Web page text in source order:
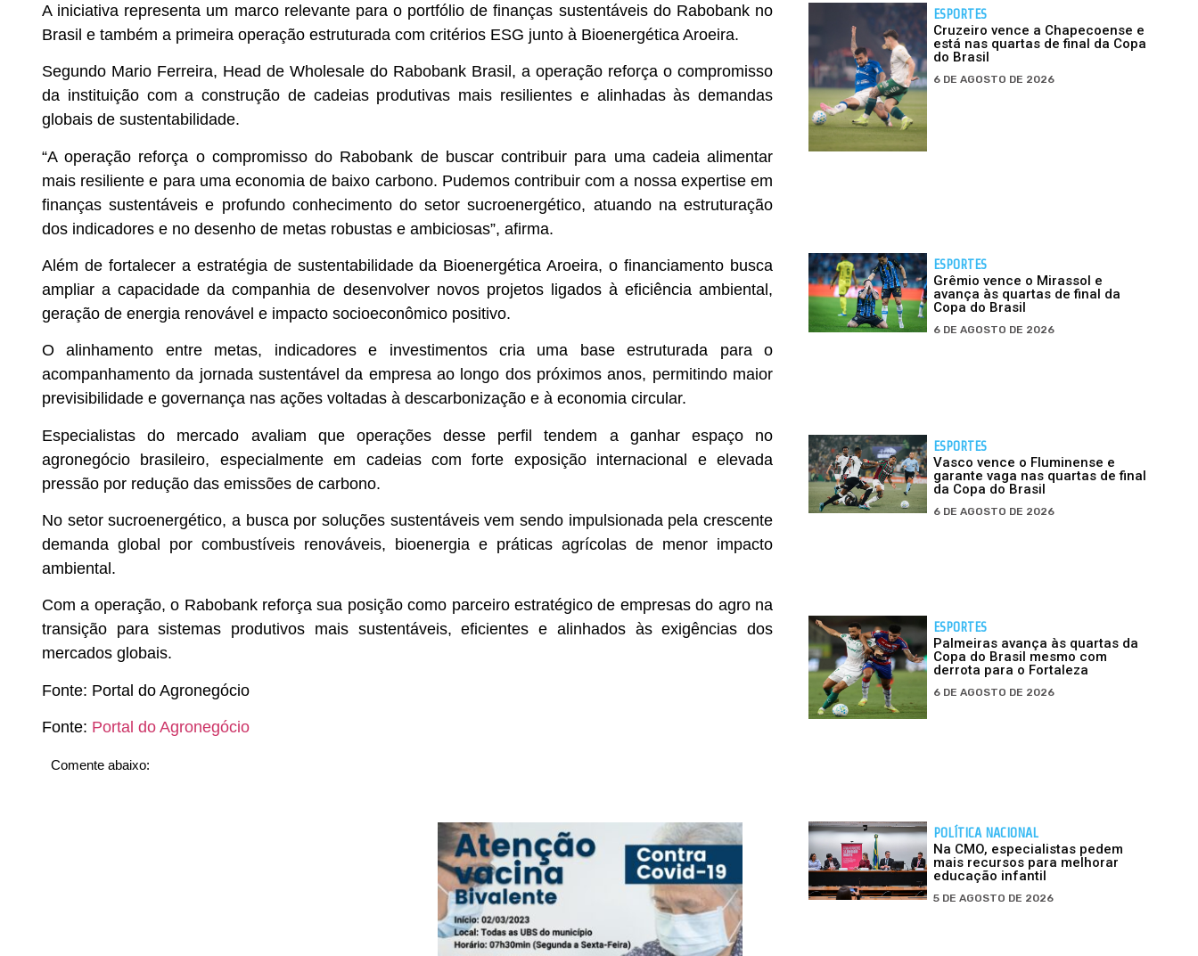
A iniciativa representa um marco relevante para o portfólio de finanças sustentáveis do Rabobank no
Brasil e também a primeira operação estruturada com critérios ESG junto à Bioenergética Aroeira.
Segundo Mario Ferreira, Head de Wholesale do Rabobank Brasil, a operação reforça o compromisso
da instituição com a construção de cadeias produtivas mais resilientes e alinhadas às demandas
globais de sustentabilidade.
“A operação reforça o compromisso do Rabobank de buscar contribuir para uma cadeia alimentar
mais resiliente e para uma economia de baixo carbono. Pudemos contribuir com a nossa expertise em
finanças sustentáveis e profundo conhecimento do setor sucroenergético, atuando na estruturação
dos indicadores e no desenho de metas robustas e ambiciosas”, afirma.
Além de fortalecer a estratégia de sustentabilidade da Bioenergética Aroeira, o financiamento busca
ampliar a capacidade da companhia de desenvolver novos projetos ligados à eficiência ambiental,
geração de energia renovável e impacto socioeconômico positivo.
O alinhamento entre metas, indicadores e investimentos cria uma base estruturada para o
acompanhamento da jornada sustentável da empresa ao longo dos próximos anos, permitindo maior
previsibilidade e governança nas ações voltadas à descarbonização e à economia circular.
Especialistas do mercado avaliam que operações desse perfil tendem a ganhar espaço no
agronegócio brasileiro, especialmente em cadeias com forte exposição internacional e elevada
pressão por redução das emissões de carbono.
No setor sucroenergético, a busca por soluções sustentáveis vem sendo impulsionada pela crescente
demanda global por combustíveis renováveis, bioenergia e práticas agrícolas de menor impacto
ambiental.
Com a operação, o Rabobank reforça sua posição como parceiro estratégico de empresas do agro na
transição para sistemas produtivos mais sustentáveis, eficientes e alinhados às exigências dos
mercados globais.
Fonte: Portal do Agronegócio
Fonte: Portal do Agronegócio
Comente abaixo:
ESPORTES
Cruzeiro vence a Chapecoense e
está nas quartas de final da Copa
do Brasil
6 DE AGOSTO DE 2026
ESPORTES
Grêmio vence o Mirassol e
avança às quartas de final da
Copa do Brasil
6 DE AGOSTO DE 2026
ESPORTES
Vasco vence o Fluminense e
garante vaga nas quartas de final
da Copa do Brasil
6 DE AGOSTO DE 2026
ESPORTES
Palmeiras avança às quartas da
Copa do Brasil mesmo com
derrota para o Fortaleza
6 DE AGOSTO DE 2026
POLÍTICA NACIONAL
Na CMO, especialistas pedem
mais recursos para melhorar
educação infantil
5 DE AGOSTO DE 2026